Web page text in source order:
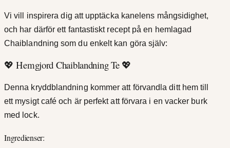
Vi vill inspirera dig att upptäcka kanelens mångsidighet,
och har därför ett fantastiskt recept på en hemlagad
Chaiblandning som du enkelt kan göra själv:
💖 Hemgjord Chaiblandning Te 💖
Denna kryddblandning kommer att förvandla ditt hem till
ett mysigt café och är perfekt att förvara i en vacker burk
med lock.
Ingredienser: